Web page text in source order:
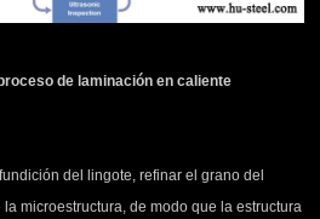
de laminación en caliente
del lingote, refinar el grano del
microestructura, de modo que la estructura